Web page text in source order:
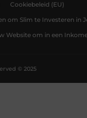
Cookiebeleid (EU)
om Slim te Investeren in
Website om in een
© 2025